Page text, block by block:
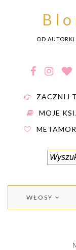
OD AUTORKI
ZACZNIJ
MOJE
WŁOSY